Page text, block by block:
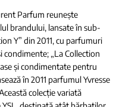
Parfum reunește
brandului, lansate în sub-
Y” din 2011, cu parfumuri
„La Collection
și condimentate pentru
în 2011 parfumul Yvresse
colecție variată